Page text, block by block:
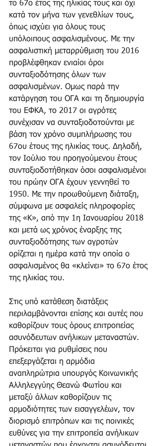
το 67ο έτος της ηλικίας τους και όχι
κατά τον μήνα των γενεθλίων τους,
όπως ισχύει για όλους τους
υπόλοιπους ασφαλισμένους. Με την
ασφαλιστική μεταρρύθμιση του 2016
προβλέφθηκαν ενιαίοι όροι
συνταξιοδότησης όλων των
ασφαλισμένων. Ομως παρά την
κατάργηση του ΟΓΑ και τη δημιουργία
του ΕΦΚΑ, το 2017 οι αγρότες
συνέχισαν να συνταξιοδοτούνται με
βάση τον χρόνο συμπλήρωσης του
67ου έτους της ηλικίας τους. Δηλαδή,
τον Ιούλιο του προηγούμενου έτους
συνταξιοδοτήθηκαν όσοι ασφαλισμένοι
του πρώην ΟΓΑ έχουν γεννηθεί το
1950. Με την προωθούμενη διάταξη,
σύμφωνα με ασφαλείς πληροφορίες
της «Κ», από την 1η Ιανουαρίου 2018
και μετά ως χρόνος έναρξης της
συνταξιοδότησης των αγροτών
ορίζεται η ημέρα κατά την οποία ο
ασφαλισμένος θα «κλείνει» το 67ο έτος
της ηλικίας του.
Στις υπό κατάθεση διατάξεις
περιλαμβάνονται επίσης και αυτές που
καθορίζουν τους όρους επιτροπείας
ασυνόδευτων ανήλικων μεταναστών.
Πρόκειται για ρυθμίσεις που
επεξεργάζεται η αρμόδια
αναπληρώτρια υπουργός Κοινωνικής
Αλληλεγγύης Θεανώ Φωτίου και
μεταξύ άλλων καθορίζουν τις
αρμοδιότητες των εισαγγελέων, τον
διορισμό επιτρόπων και τις ποινικές
ευθύνες για την επιτροπεία ανήλικων